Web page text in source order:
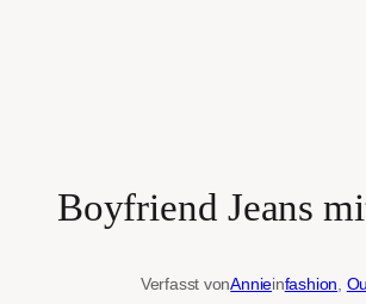
Boyfriend Jeans
Verfasst vonAnnieinfashion